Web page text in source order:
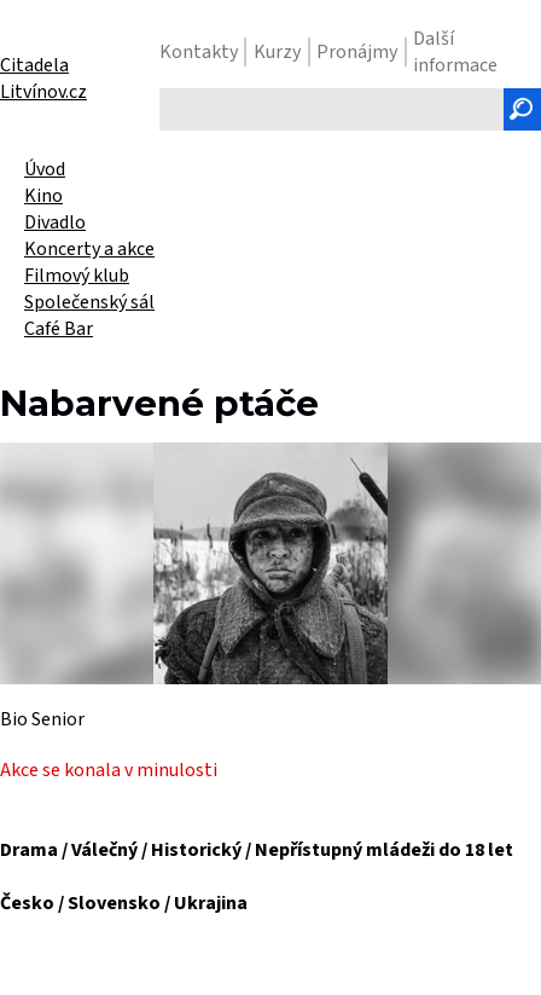
Kontakty Kurzy Pronájmy
Další
informace
text
Citadela
Litvínov.cz
Úvod
Kino
Divadlo
Koncerty a akce
Filmový klub
Společenský sál
Café Bar
Nabarvené ptáče
Bio Senior
Akce se konala v minulosti
Drama / Válečný / Historický / Nepřístupný mládeži do 18 let
Česko / Slovensko / Ukrajina